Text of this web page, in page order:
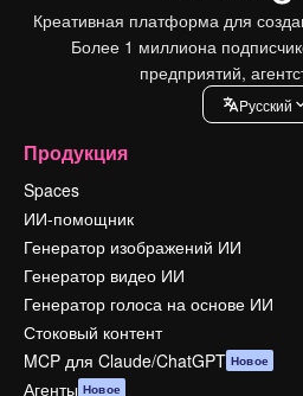
Креативная платформа для
Более 1 миллиона
предприятий,
Pусский
Продукция
Spaces
ИИ-помощник
Генератор изображений ИИ
Генератор видео ИИ
Генератор голоса на основе ИИ
Стоковый контент
MCP для Claude/ChatGPT Новое
Агенты Новое